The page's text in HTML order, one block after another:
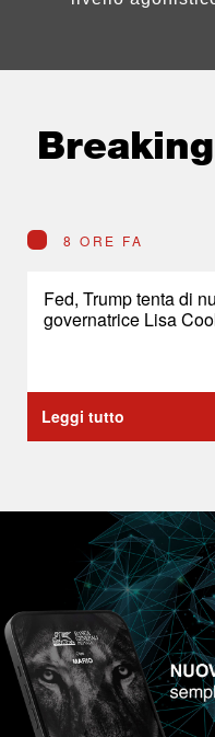
8 ORE FA
Fed, Trump tenta di
governatrice Lisa
Leggi tutto